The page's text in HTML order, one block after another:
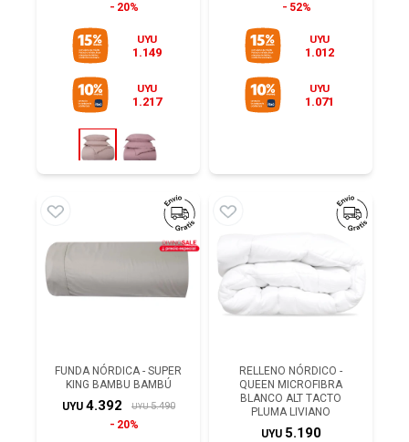
20%
UYU
1.149
UYU
1.217
52%
UYU
1.012
UYU
1.071
FUNDA NÓRDICA - SUPER
KING BAMBU BAMBÚ
UYU 4.392 UYU 5.490
20%
RELLENO NÓRDICO -
QUEEN MICROFIBRA
BLANCO ALT TACTO
PLUMA LIVIANO
UYU 5.190